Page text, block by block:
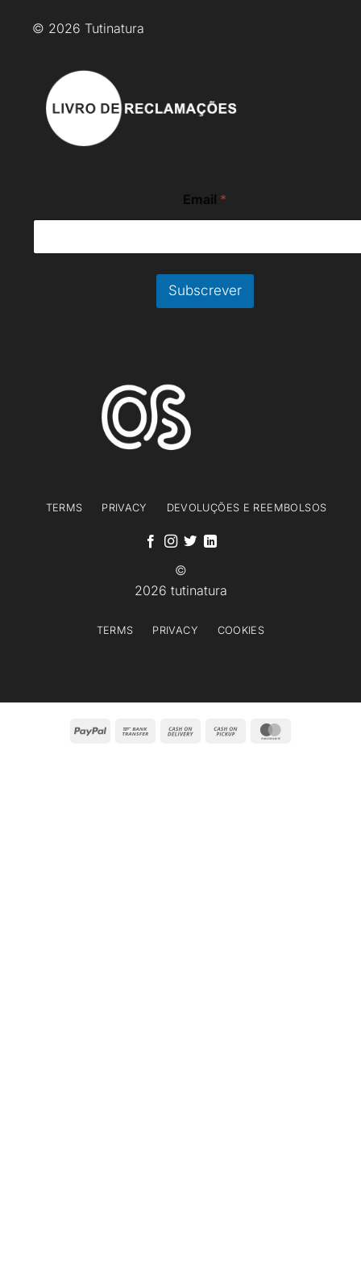
© 2026 Tutinatura
m
a
E
m
a
Email *
Subscrever
TERMS PRIVACY DEVOLUÇÕES E REEMBOLSOS
©
2026 tutinatura
TERMS PRIVACY COOKIES
PayPal
Bank
Cash
Cash